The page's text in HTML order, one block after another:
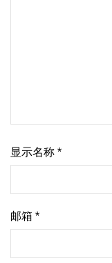
显示名称 *
邮箱 *